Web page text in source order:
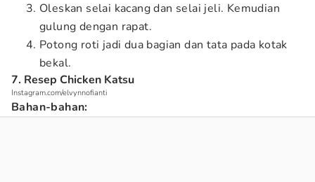
Oleskan selai kacang dan selai jeli. Kemudian
gulung dengan rapat.
Potong roti jadi dua bagian dan tata pada kotak
bekal.
7. Resep Chicken Katsu
Instagram.com/elvynnofianti
Bahan-bahan: